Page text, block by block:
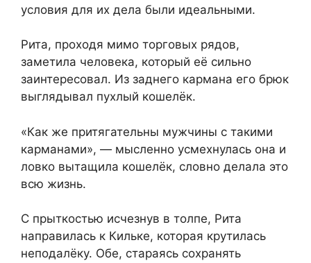
условия для их дела были идеальными.
Рита, проходя мимо торговых рядов,
заметила человека, который её сильно
заинтересовал. Из заднего кармана его брюк
выглядывал пухлый кошелёк.
«Как же притягательны мужчины с такими
карманами», — мысленно усмехнулась она и
ловко вытащила кошелёк, словно делала это
всю жизнь.
С прыткостью исчезнув в толпе, Рита
направилась к Кильке, которая крутилась
неподалёку. Обе, стараясь сохранять